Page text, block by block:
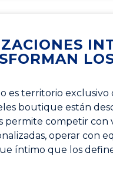
es territorio exclusivo
boutique están
permite competir con
operar con
íntimo que los